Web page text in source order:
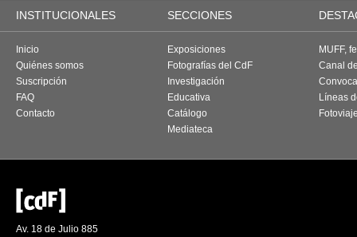
INSTITUCIONALES SECCIONES
Inicio
Quiénes somos
Suscripción
FAQ
Contacto
Exposiciones
Fotografías del CdF
Investigación
Educativa
Catálogo
Mediateca
MUFF,
Canal
Líneas
Av. 18 de Julio 885